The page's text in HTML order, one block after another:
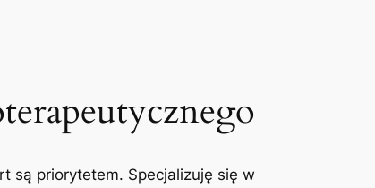
są priorytetem. Specjalizuję się w